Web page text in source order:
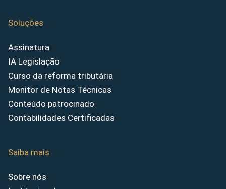
Soluções
Assinatura
IA Legislação
Curso da reforma tributária
Monitor de Notas Técnicas
Conteúdo patrocinado
Contabilidades Certificadas
Saiba mais
Sobre nós